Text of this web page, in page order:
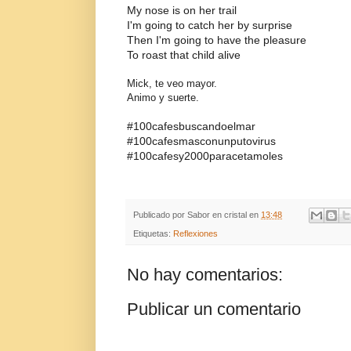
My nose is on her trail
I'm going to catch her by surprise
Then I'm going to have the pleasure
To roast that child alive
Mick, te veo mayor.
Animo y suerte.
#100cafesbuscandoelmar
#100cafesmasconunputovirus
#100cafesy2000paracetamoles
Publicado por Sabor en cristal en 13:48
Etiquetas: Reflexiones
No hay comentarios:
Publicar un comentario